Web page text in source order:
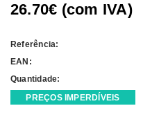
26.70€ (com IVA)
Referência:
EAN:
Quantidade:
PREÇOS IMPERDÍVEIS